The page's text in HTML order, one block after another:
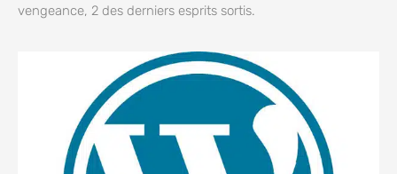
vengeance, 2 des derniers esprits sortis.